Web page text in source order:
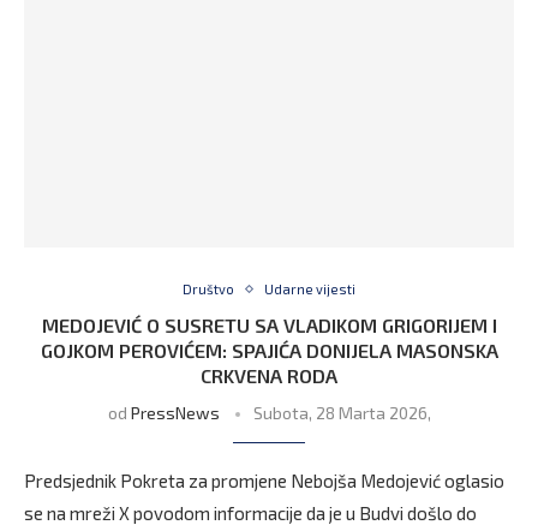
Društvo Udarne vijesti
MEDOJEVIĆ O SUSRETU SA VLADIKOM GRIGORIJEM I
GOJKOM PEROVIĆEM: SPAJIĆA DONIJELA MASONSKA
CRKVENA RODA
od PressNews Subota, 28 Marta 2026,
Predsjednik Pokreta za promjene Nebojša Medojević oglasio
se na mreži X povodom informacije da je u Budvi došlo do